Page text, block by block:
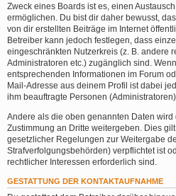
Zweck eines Boards ist es, einen
ermöglichen. Du bist dir daher bewusst,
von dir erstellten Beiträge im Internet
Betreiber kann jedoch festlegen, dass
eingeschränkten Nutzerkreis (z. B. andere
Administratoren etc.) zugänglich sind.
entsprechenden Informationen im Forum
Mail-Adresse aus deinem Profil ist dabei
ihm beauftragte Personen
Andere als die oben genannten Daten
Zustimmung an Dritte weitergeben. Dies
gesetzlicher Regelungen zur Weitergabe
Strafverfolgungsbehörden) verpflichtet ist
rechtlicher Interessen erforderlich sind.
GESTATTUNG DER KONTAKTAUFNAHME